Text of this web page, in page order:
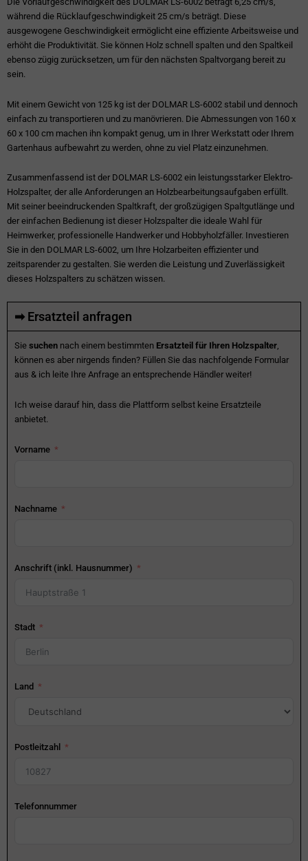
während die Rücklaufgeschwindigkeit 25 cm/s beträgt. Diese
ausgewogene Geschwindigkeit ermöglicht eine effiziente Arbeitsweise und
erhöht die Produktivität. Sie können Holz schnell spalten und den Spaltkeil
ebenso zügig zurücksetzen, um für den nächsten Spaltvorgang bereit zu
sein.
Mit einem Gewicht von 125 kg ist der DOLMAR LS-6002 stabil und dennoch
einfach zu transportieren und zu manövrieren. Die Abmessungen von 160 x
60 x 100 cm machen ihn kompakt genug, um in Ihrer Werkstatt oder Ihrem
Gartenhaus aufbewahrt zu werden, ohne zu viel Platz einzunehmen.
Zusammenfassend ist der DOLMAR LS-6002 ein leistungsstarker Elektro-
Holzspalter, der alle Anforderungen an Holzbearbeitungsaufgaben erfüllt.
Mit seiner beeindruckenden Spaltkraft, der großzügigen Spaltgutlänge und
der einfachen Bedienung ist dieser Holzspalter die ideale Wahl für
Heimwerker, professionelle Handwerker und Hobbyholzfäller. Investieren
Sie in den DOLMAR LS-6002, um Ihre Holzarbeiten effizienter und
zeitsparender zu gestalten. Sie werden die Leistung und Zuverlässigkeit
dieses Holzspalters zu schätzen wissen.
➡ Ersatzteil anfragen
Sie suchen nach einem bestimmten Ersatzteil für Ihren Holzspalter,
können es aber nirgends finden? Füllen Sie das nachfolgende Formular
aus & ich leite Ihre Anfrage an entsprechende Händler weiter!
Ich weise darauf hin, dass die Plattform selbst keine Ersatzteile
anbietet.
Vorname
Nachname
Anschrift (inkl. Hausnummer)
Stadt
Land
Postleitzahl
Telefonnummer